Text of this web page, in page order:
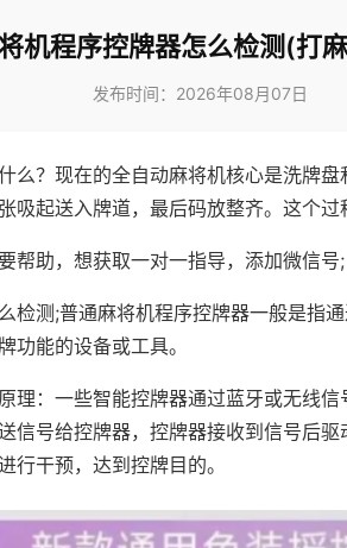
机程序控牌器怎么检测(打
发布时间：2026年08月07日
么？现在的全自动麻将机核心是洗牌
吸起送入牌道，最后码放整齐。这个过
帮助，想获取一对一指导，添加微信号
检测;普通麻将机程序控牌器一般是指
功能的设备或工具。
理：一些智能控牌器通过蓝牙或无线
信号给控牌器，控牌器接收到信号后
行干预，达到控牌目的。